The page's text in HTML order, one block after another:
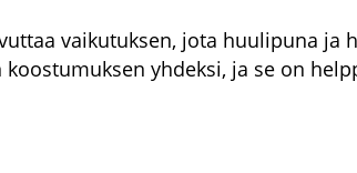
vaikutuksen, jota huulipuna ja
yhdeksi, ja se on